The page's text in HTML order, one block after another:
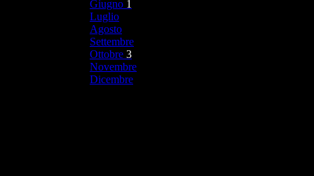
Giugno 1
Luglio
Agosto
Settembre
Ottobre 3
Novembre
Dicembre